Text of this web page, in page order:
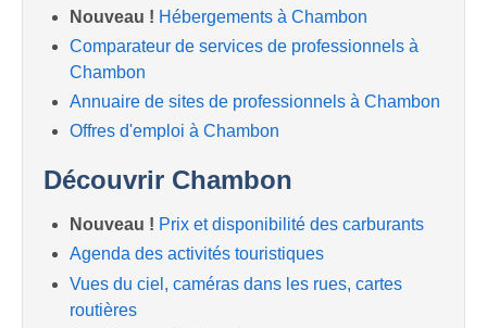
Nouveau ! Hébergements à Chambon
Comparateur de services de professionnels à
Chambon
Annuaire de sites de professionnels à Chambon
Offres d'emploi à Chambon
Découvrir Chambon
Nouveau ! Prix et disponibilité des carburants
Agenda des activités touristiques
Vues du ciel, caméras dans les rues, cartes
routières